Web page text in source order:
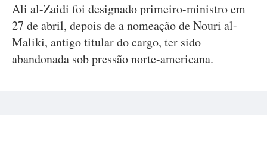
Ali al-Zaidi foi designado primeiro-ministro em
27 de abril, depois de a nomeação de Nouri al-
Maliki, antigo titular do cargo, ter sido
abandonada sob pressão norte-americana.